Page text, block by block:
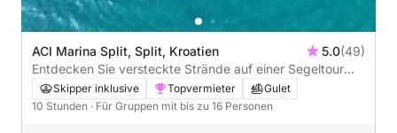
ACI Marina Split, Split, Kroatien 5.0(49)
Entdecken Sie versteckte Strände auf einer Segeltour
von Split zur Insel Solta
Skipper inklusive Topvermieter
Gulet
10 Stunden · Für Gruppen mit bis zu 16 Personen